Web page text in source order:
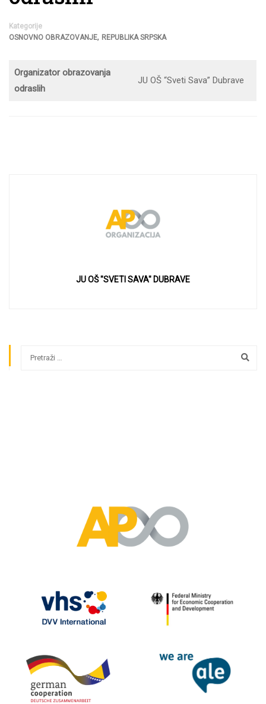
Kategorije
OSNOVNO OBRAZOVANJE, REPUBLIKA SRPSKA
Organizator obrazovanja
odraslih
JU OŠ “Sveti Sava” Dubrave
JU OŠ "SVETI SAVA" DUBRAVE